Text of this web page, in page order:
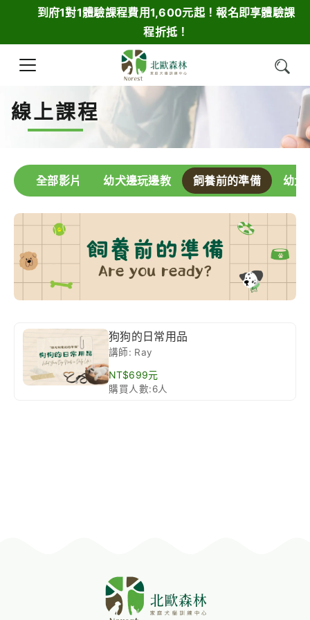
到府1對1體驗課程費用1,600元起！報名即享體驗課
程折抵！
線上課程
全部影片 幼犬邊玩邊教 飼養前的準備 幼犬
狗狗的日常用品
講師: Ray
NT$699元
購買人數:6人